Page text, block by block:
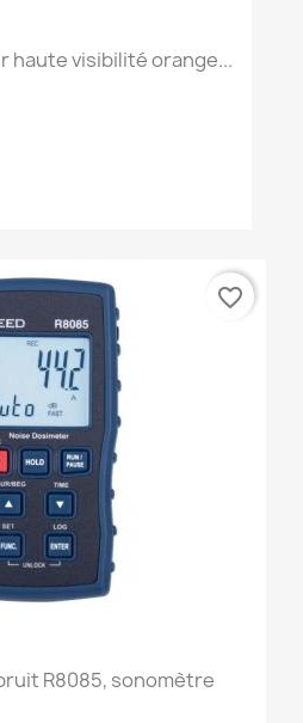
haute visibilité orange...
R8085, sonomètre
favorite_border